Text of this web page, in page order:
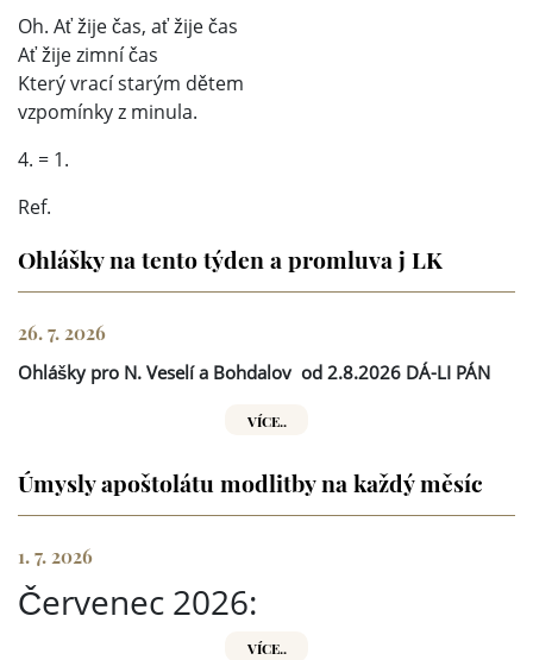
Oh. Ať žije čas, ať žije čas
Ať žije zimní čas
Který vrací starým dětem
vzpomínky z minula.
4. = 1.
Ref.
Ohlášky na tento týden a promluva j LK
26. 7. 2026
Ohlášky pro N. Veselí a Bohdalov od 2.8.2026 DÁ-LI PÁN
VÍCE..
Úmysly apoštolátu modlitby na každý měsíc
1. 7. 2026
Červenec 2026:
VÍCE..